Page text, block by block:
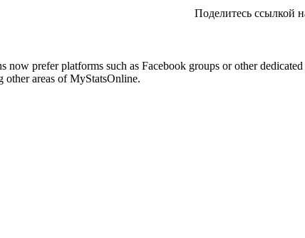
Поделитесь ссылкой
prefer platforms such as Facebook groups or other
other areas of MyStatsOnline.